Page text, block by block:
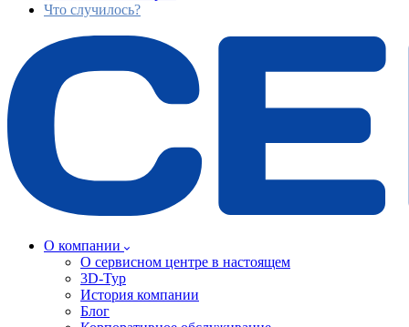
Что случилось?
О компании
О сервисном центре в настоящем
3D-Тур
История компании
Блог